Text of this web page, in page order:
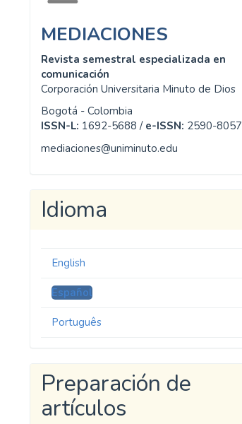
MEDIACIONES
Revista semestral especializada en
comunicación
Corporación Universitaria Minuto de Dios
Bogotá - Colombia
ISSN-L: 1692-5688 / e-ISSN: 2590-8057
mediaciones@uniminuto.edu
Idioma
English
Español
Português
Preparación de
artículos